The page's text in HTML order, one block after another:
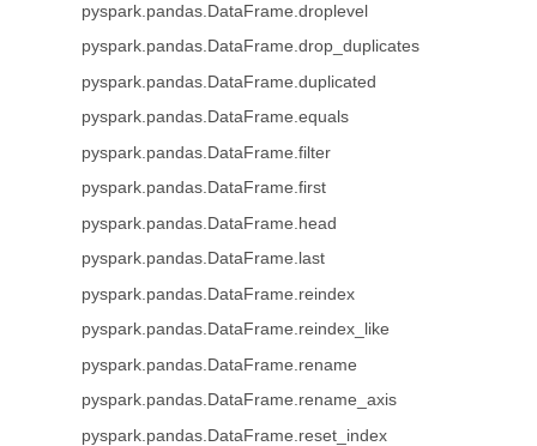
pyspark.pandas.DataFrame.droplevel
pyspark.pandas.DataFrame.drop_duplicates
pyspark.pandas.DataFrame.duplicated
pyspark.pandas.DataFrame.equals
pyspark.pandas.DataFrame.filter
pyspark.pandas.DataFrame.first
pyspark.pandas.DataFrame.head
pyspark.pandas.DataFrame.last
pyspark.pandas.DataFrame.reindex
pyspark.pandas.DataFrame.reindex_like
pyspark.pandas.DataFrame.rename
pyspark.pandas.DataFrame.rename_axis
pyspark.pandas.DataFrame.reset_index